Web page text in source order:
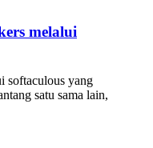
melalui
softaculous yang
satu sama lain,